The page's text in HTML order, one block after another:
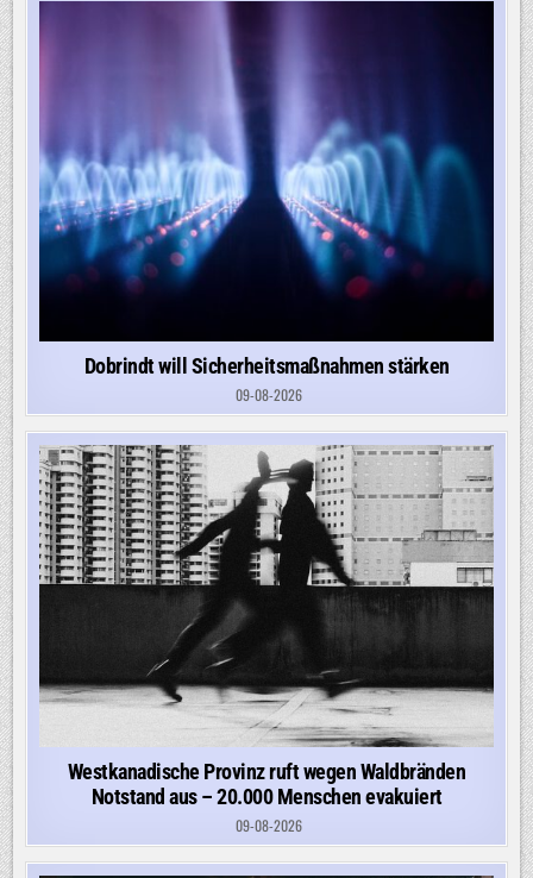
Dobrindt will Sicherheitsmaßnahmen stärken
09-08-2026
Westkanadische Provinz ruft wegen Waldbränden
Notstand aus – 20.000 Menschen evakuiert
09-08-2026